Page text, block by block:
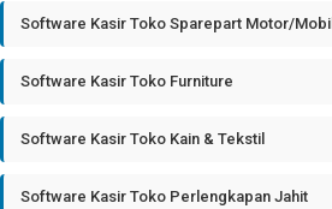
Software Kasir Toko Sparepart Motor/Mobil
Software Kasir Toko Furniture
Software Kasir Toko Kain & Tekstil
Software Kasir Toko Perlengkapan Jahit